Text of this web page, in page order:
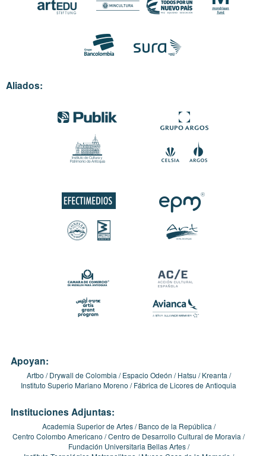
Aliados:
Apoyan:
Artbo Drywall de Colombia Espacio Odeón Hatsu
Kreanta
Instituto Superio Mariano Moreno
Fábrica de Licores de Antioquia
Instituciones Adjuntas:
Academia Superior de Artes
Banco de la República
Centro Colombo Americano Centro de Desarrollo Cultural de Moravia
Fundación Universitaria Bellas Artes